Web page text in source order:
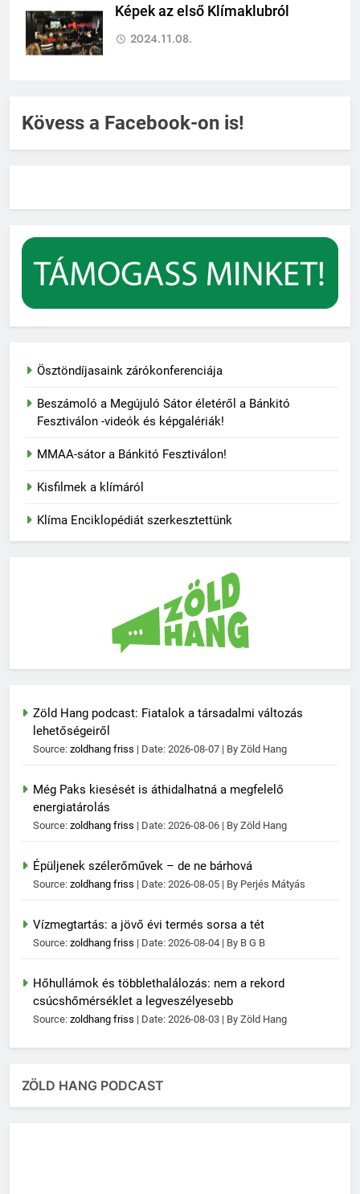
Képek az első Klímaklubról
2024.11.08.
Kövess a Facebook-on is!
Ösztöndíjasaink zárókonferenciája
Beszámoló a Megújuló Sátor életéről a Bánkitó
Fesztiválon -videók és képgalériák!
MMAA-sátor a Bánkitó Fesztiválon!
Kisfilmek a klímáról
Klíma Enciklopédiát szerkesztettünk
Zöld Hang podcast: Fiatalok a társadalmi változás
lehetőségeiről
Source: zoldhang friss Date: 2026-08-07 By Zöld Hang
Még Paks kiesését is áthidalhatná a megfelelő
energiatárolás
Source: zoldhang friss Date: 2026-08-06 By Zöld Hang
Épüljenek szélerőművek – de ne bárhová
Source: zoldhang friss Date: 2026-08-05 By Perjés Mátyás
Vízmegtartás: a jövő évi termés sorsa a tét
Source: zoldhang friss Date: 2026-08-04 By B G B
Hőhullámok és többlethalálozás: nem a rekord
csúcshőmérséklet a legveszélyesebb
Source: zoldhang friss Date: 2026-08-03 By Zöld Hang
ZÖLD HANG PODCAST